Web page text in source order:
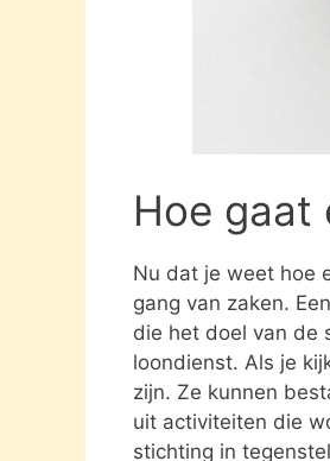
Hoe gaat
Nu dat je weet hoe
gang van zaken.
die het doel van de
loondienst. Als je
zijn. Ze kunnen
uit activiteiten die
stichting in